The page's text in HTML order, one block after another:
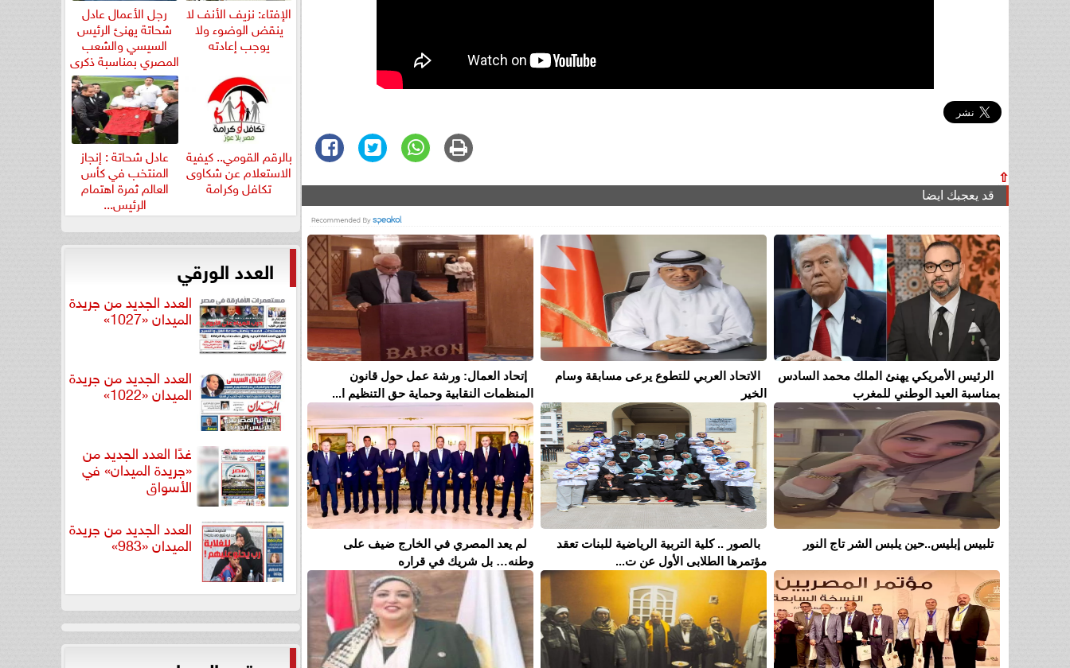
⇧
قد يعجبك ايضا
الرئيس الأمريكي يهنئ الملك محمد السادس
بمناسبة العيد الوطني للمغرب
الاتحاد العربي للتطوع يرعى مسابقة وسام
الخير
إتحاد العمال: ورشة عمل حول قانون
المنظمات النقابية وحماية حق التنظيم ا...
تلبيس إبليس..حين يلبس الشر تاج النور
بالصور .. كلية التربية الرياضية للبنات تعقد
مؤتمرها الطلابى الأول عن ت...
لم يعد المصري في الخارج ضيف على
وطنه… بل شريك في قراره
الإفتاء: نزيف الأنف لا
ينقض الوضوء ولا
يوجب إعادته
رجل الأعمال عادل
شحاتة يهنئ الرئيس
السيسي والشعب
المصري بمناسبة ذكرى
ثورة...
بالرقم القومي.. كيفية
الاستعلام عن شكاوى
تكافل وكرامة
عادل شحاتة : إنجاز
المنتخب في كأس
العالم ثمرة اهتمام
الرئيس...
العدد الورقي
العدد الجديد من جريدة
الميدان «1027»
العدد الجديد من جريدة
الميدان «1022»
غدًا العدد الجديد من
«جريدة الميدان» في
الأسواق
العدد الجديد من جريدة
الميدان «983»